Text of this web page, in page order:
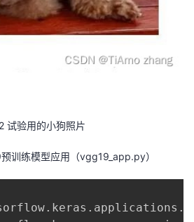
试验用的小狗照片
训练模型应用（vgg19_app.py）
. keras . applications .